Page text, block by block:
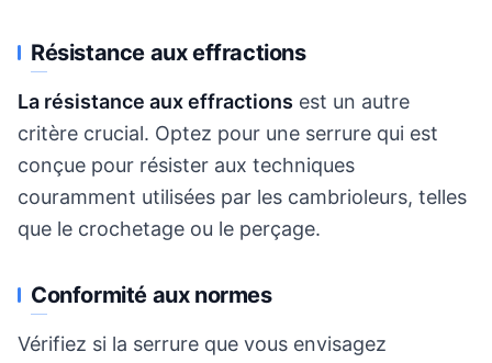
Résistance aux effractions
La résistance aux effractions est un autre
critère crucial. Optez pour une serrure qui est
conçue pour résister aux techniques
couramment utilisées par les cambrioleurs, telles
que le crochetage ou le perçage.
Conformité aux normes
Vérifiez si la serrure que vous envisagez